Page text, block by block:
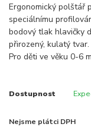
Ergonomický polštář
speciálnímu
bodový tlak hlavičky
přirozený, kulatý
Pro děti ve věku 0-6
Dostupnost
Nejsme plátci DPH